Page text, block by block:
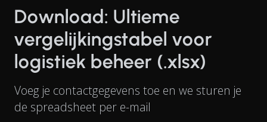
Download: Ultieme
vergelijkingstabel voor
logistiek beheer (.xlsx)
Voeg je contactgegevens toe en we sturen je
de spreadsheet per e-mail